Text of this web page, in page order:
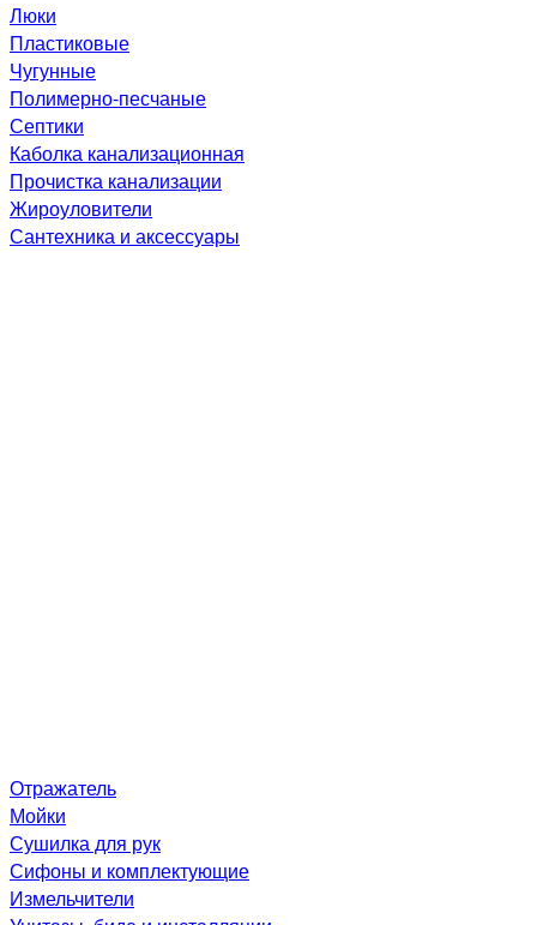
Люки
Пластиковые
Чугунные
Полимерно-песчаные
Септики
Каболка канализационная
Прочистка канализации
Жироуловители
Сантехника и аксессуары
Отражатель
Мойки
Сушилка для рук
Сифоны и комплектующие
Измельчители